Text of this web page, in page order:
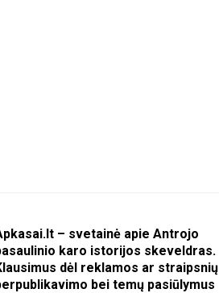
– svetainė apie Antrojo
karo istorijos skeveldras.
dėl reklamos ar straipsnių
bei temų pasiūlymus